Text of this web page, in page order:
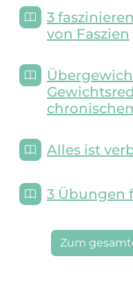
3
von Faszien
Alles ist
3 Übungen
Zum